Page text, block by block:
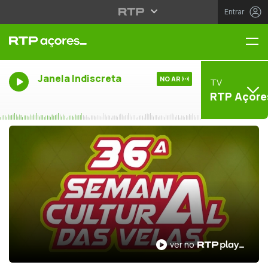
Entrar
Janela Indiscreta NO AR TV
RTP
ver no